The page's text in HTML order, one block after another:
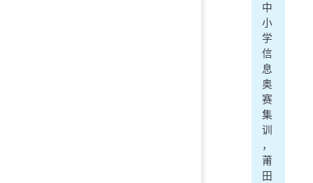
中
小
学
信
息
奥
赛
集
训
，
莆
田